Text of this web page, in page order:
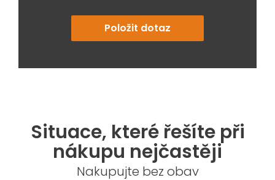
Položit dotaz
Situace, které řešíte při
nákupu nejčastěji
Nakupujte bez obav